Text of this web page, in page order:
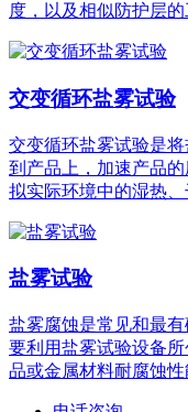
度，以及相似防护层的
交变循环盐雾试验
交变循环盐雾试验是
到产品上，加速产品
拟实际环境中的湿热、
盐雾试验
盐雾腐蚀是常见和最
要利用盐雾试验设备
品或金属材料耐腐蚀性